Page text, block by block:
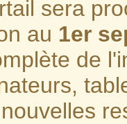
sera
au 1er
de